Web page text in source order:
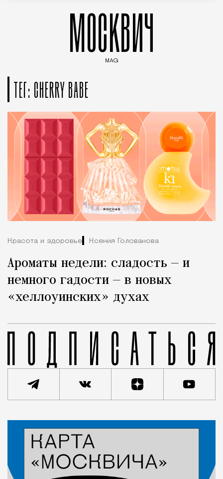
МОСКВИЧ
MAG
ТЕГ: CHERRY BABE
Красота и здоровье Ксения Голованова
Ароматы недели: сладость — и
немного гадости — в новых
«хеллоуинских» духах